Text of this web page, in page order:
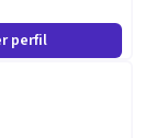
perfil